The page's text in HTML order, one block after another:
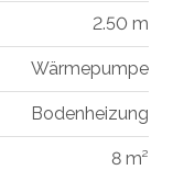
2.50 m
Wärmepumpe
Bodenheizung
8 m²